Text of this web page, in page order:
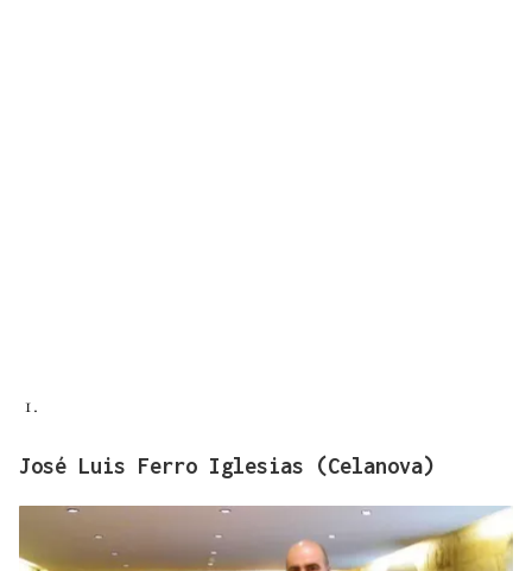
José Luis Ferro Iglesias (Celanova)